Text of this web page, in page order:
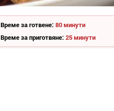
Време за готвене: 80 минути
Време за приготвяне: 25 минути